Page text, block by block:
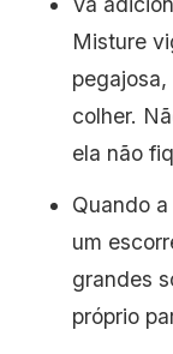
Misture
colher.
ela não
Quando
um
grandes
próprio